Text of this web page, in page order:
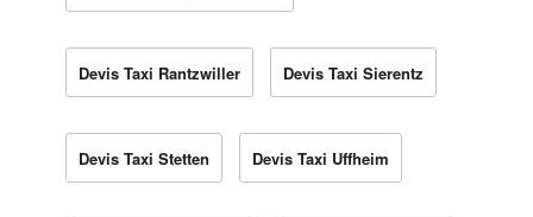
Devis Taxi Rantzwiller Devis Taxi Sierentz
Devis Taxi Stetten Devis Taxi Uffheim